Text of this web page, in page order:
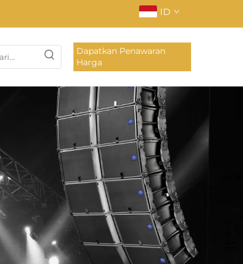
ID
Dapatkan Penawaran
Harga